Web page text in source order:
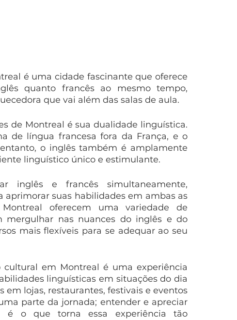
é uma cidade fascinante que oferece
quanto francês ao mesmo tempo,
que vai além das salas de aula.
de Montreal é sua dualidade linguística.
de língua francesa fora da França, e o
o inglês também é amplamente
linguístico único e estimulante.
inglês e francês simultaneamente,
suas habilidades em ambas as
oferecem uma variedade de
mergulhar nas nuances do inglês e do
mais flexíveis para se adequar ao seu
em Montreal é uma experiência
linguísticas em situações do dia
lojas, restaurantes, festivais e eventos
parte da jornada; entender e apreciar
é o que torna essa experiência tão